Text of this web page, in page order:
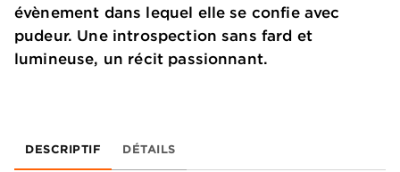
évènement dans lequel elle se confie avec
pudeur. Une introspection sans fard et
lumineuse, un récit passionnant.
DESCRIPTIF DÉTAILS